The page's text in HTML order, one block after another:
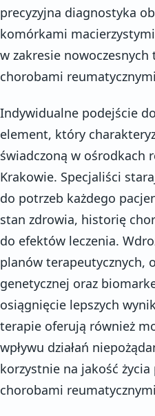
precyzyjna diagnostyka
komórkami
w zakresie
chorobami
Indywidualne podejście
element, który
świadczoną w ośrodkach
Krakowie. Specjaliści
do potrzeb każdego
stan zdrowia, historię
do efektów leczenia.
planów terapeutycznych,
genetycznej oraz
osiągnięcie lepszych
terapie oferują również
wpływu działań
korzystnie na jakość
chorobami